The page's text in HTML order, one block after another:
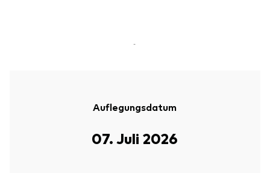
-
Auflegungsdatum
07. Juli 2026